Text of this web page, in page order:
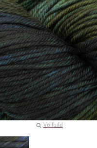
Vollbild